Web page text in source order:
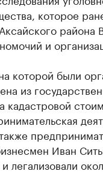
которое
района
и
которой были
из
кадастровой
Иван
легализовали